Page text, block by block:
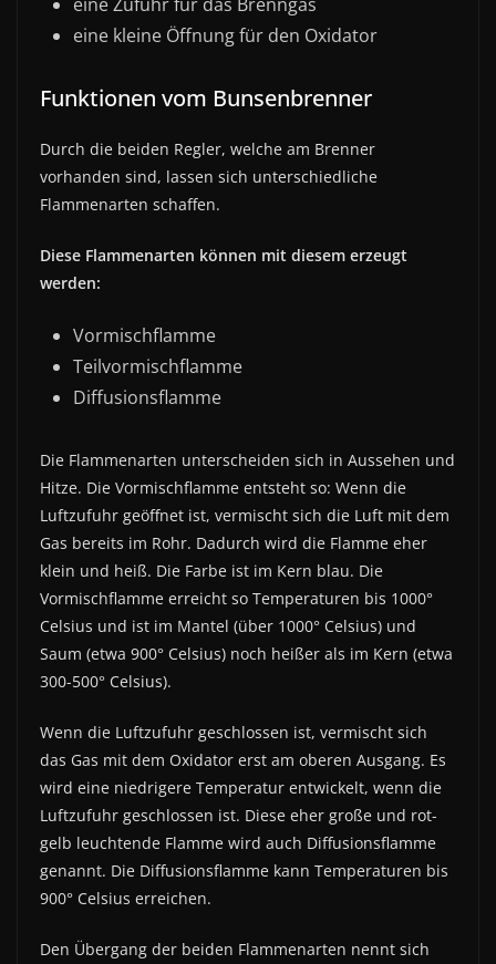
eine kleine Öffnung für den Oxidator
Funktionen vom Bunsenbrenner
Durch die beiden Regler, welche am Brenner
vorhanden sind, lassen sich unterschiedliche
Flammenarten schaffen.
Diese Flammenarten können mit diesem erzeugt
werden:
Vormischflamme
Teilvormischflamme
Diffusionsflamme
Die Flammenarten unterscheiden sich in Aussehen und
Hitze. Die Vormischflamme entsteht so: Wenn die
Luftzufuhr geöffnet ist, vermischt sich die Luft mit dem
Gas bereits im Rohr. Dadurch wird die Flamme eher
klein und heiß. Die Farbe ist im Kern blau. Die
Vormischflamme erreicht so Temperaturen bis 1000°
Celsius und ist im Mantel (über 1000° Celsius) und
Saum (etwa 900° Celsius) noch heißer als im Kern (etwa
300-500° Celsius).
Wenn die Luftzufuhr geschlossen ist, vermischt sich
das Gas mit dem Oxidator erst am oberen Ausgang. Es
wird eine niedrigere Temperatur entwickelt, wenn die
Luftzufuhr geschlossen ist. Diese eher große und rot-
gelb leuchtende Flamme wird auch Diffusionsflamme
genannt. Die Diffusionsflamme kann Temperaturen bis
900° Celsius erreichen.
Den Übergang der beiden Flammenarten nennt sich